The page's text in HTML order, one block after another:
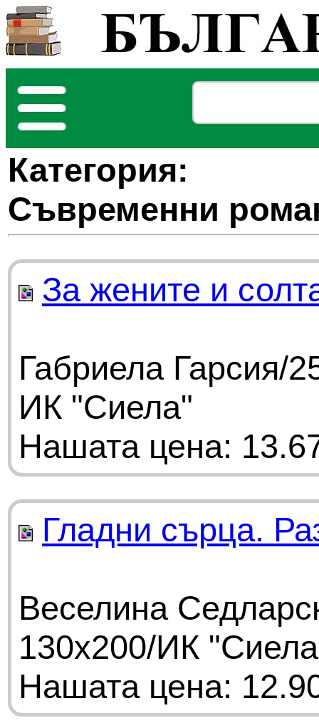
Категория:
Съвременни
За жените и
Габриела Гарсия/
ИК "Сиела"
Нашата цена:
Гладни сърца.
Веселина
130x200/ИК
Нашата цена: